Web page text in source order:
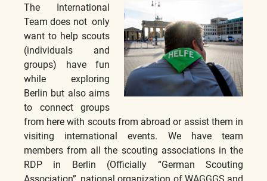
The International
Team does not only
want to help scouts
(individuals and
groups) have fun
while exploring
Berlin but also aims
to connect groups
from here with scouts from abroad or assist them in
visiting international events. We have team
members from all the scouting associations in the
RDP in Berlin (Officially “German Scouting
Association”, national organization of WAGGGS and